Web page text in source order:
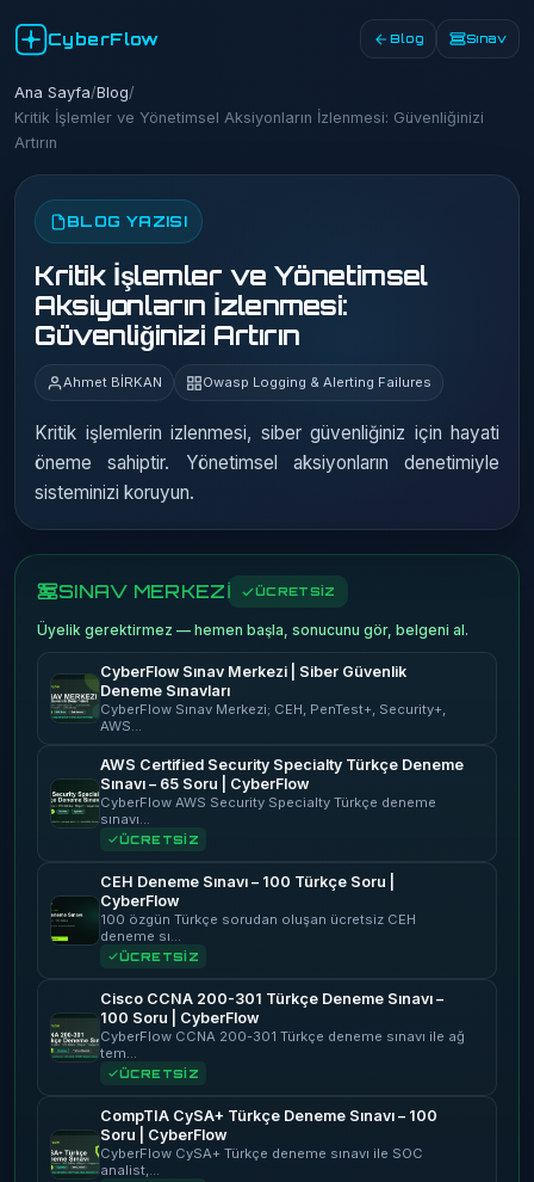
CyberFlow Blog Sınav
Ana Sayfa/Blog/
Kritik İşlemler ve Yönetimsel Aksiyonların İzlenmesi: Güvenliğinizi
Artırın
BLOG YAZISI
Kritik İşlemler ve Yönetimsel
Aksiyonların İzlenmesi:
Güvenliğinizi Artırın
Ahmet BİRKAN Owasp Logging & Alerting Failures
Kritik işlemlerin izlenmesi, siber güvenliğiniz için hayati
öneme sahiptir. Yönetimsel aksiyonların denetimiyle
sisteminizi koruyun.
SINAV MERKEZİ ÜCRETSİZ
Üyelik gerektirmez — hemen başla, sonucunu gör, belgeni al.
CyberFlow Sınav Merkezi | Siber Güvenlik
Deneme Sınavları
CyberFlow Sınav Merkezi; CEH, PenTest+, Security+,
AWS…
AWS Certified Security Specialty Türkçe Deneme
Sınavı – 65 Soru | CyberFlow
CyberFlow AWS Security Specialty Türkçe deneme
sınavı…
ÜCRETSİZ
CEH Deneme Sınavı – 100 Türkçe Soru |
CyberFlow
100 özgün Türkçe sorudan oluşan ücretsiz CEH
deneme sı…
ÜCRETSİZ
Cisco CCNA 200-301 Türkçe Deneme Sınavı –
100 Soru | CyberFlow
CyberFlow CCNA 200-301 Türkçe deneme sınavı ile ağ
tem…
ÜCRETSİZ
CompTIA CySA+ Türkçe Deneme Sınavı – 100
Soru | CyberFlow
CyberFlow CySA+ Türkçe deneme sınavı ile SOC
analist,…